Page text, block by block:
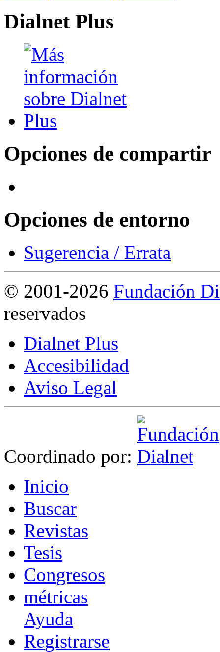
Dialnet Plus
Opciones de compartir
Opciones de entorno
Sugerencia / Errata
© 2001-2026 Fundación
reservados
Dialnet Plus
Accesibilidad
Aviso Legal
Coordinado por:
Inicio
Buscar
Revistas
Tesis
Congresos
métricas
Ayuda
Registrarse